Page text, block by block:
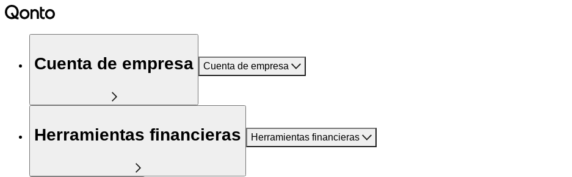
Cuenta de empresa Cuenta de empresa
Herramientas financieras Herramientas financieras